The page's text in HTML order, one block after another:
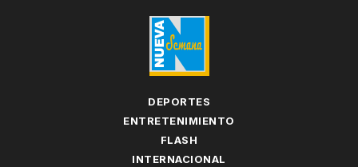
DEPORTES
ENTRETENIMIENTO
FLASH
INTERNACIONAL